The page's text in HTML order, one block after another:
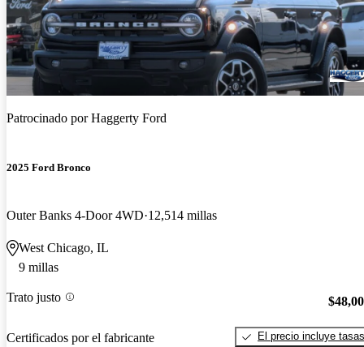
Patrocinado porHaggerty Ford
2025 Ford Bronco
Outer Banks 4-Door 4WD 12,514 millas
West Chicago, IL
9 millas
Trato justo
Certificados por el fabricante
El precio incluye tasas